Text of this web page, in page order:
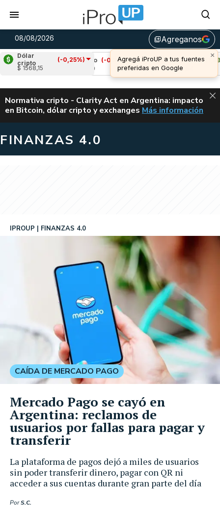
08/08/2026 library_addAgreganos
×
Agregá iProUP a tus fuentes
preferidas en Google
Dólar
cripto
(-0,25%)
$ 1568,15
Cardano (-0,25%)
Avalanche (1,99%)
u$s 6,54
ALERTA
Normativa cripto - Clarity Act en Argentina: impacto
en Bitcoin, dólar cripto y exchanges CLARITY ACT EN
Más información
FINANZAS 4.0
La plataforma de pagos dejó a miles de usuarios
sin poder transferir dinero, pagar con QR ni
acceder a sus cuentas durante gran parte del día
IPROUP FINANZAS 4.0
PorS.C.
CAÍDA DE MERCADO PAGO
Mercado Pago se cayó en
Argentina: reclamos de
usuarios por fallas para pagar y
transferir